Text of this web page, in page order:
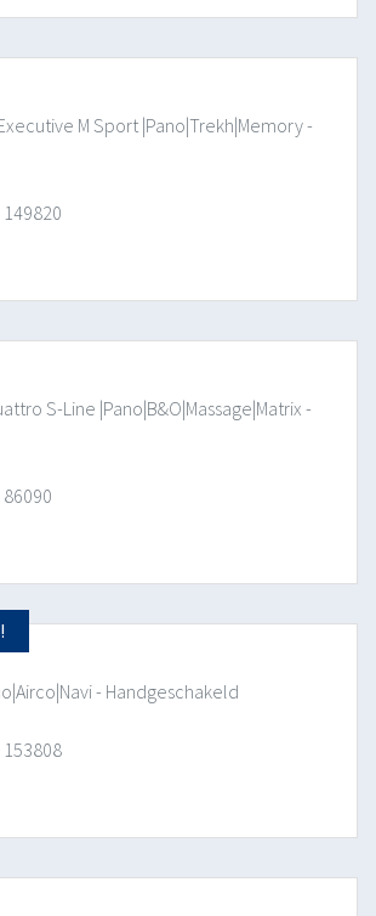
M Sport |Pano|Trekh|Memory -
S-Line |Pano|B&O|Massage|Matrix -
- Handgeschakeld